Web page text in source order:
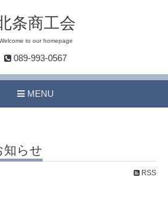
条商工会
to our homepage
089-993-0567
MENU
知らせ
RSS